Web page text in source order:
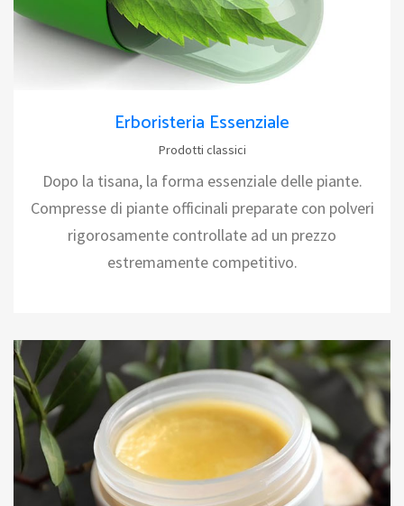
Erboristeria Essenziale
Prodotti classici
Dopo la tisana, la forma essenziale delle piante.
Compresse di piante officinali preparate con polveri
rigorosamente controllate ad un prezzo
estremamente competitivo.